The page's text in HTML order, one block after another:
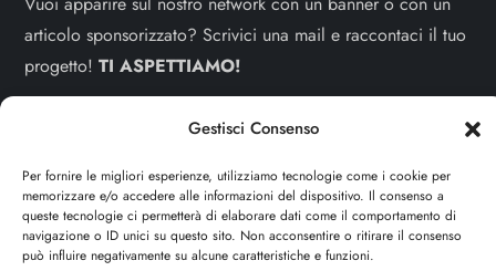
Gestisci Consenso
Per fornire le migliori esperienze, utilizziamo tecnologie come i cookie per
memorizzare e/o accedere alle informazioni del dispositivo. Il consenso a
queste tecnologie ci permetterà di elaborare dati come il comportamento di
navigazione o ID unici su questo sito. Non acconsentire o ritirare il consenso
può influire negativamente su alcune caratteristiche e funzioni.
articolo sponsorizzato? Scrivici una mail e raccontaci il tuo
progetto!TI ASPETTIAMO!
staff@dojoblog.it
dojouomo.it è un progetto facente parte del network
dojoblog.it di proprietà dellaReadMore ADV con sede
legale in Via delle Sirene 34 - Roma - P.iva:
IT13402731007